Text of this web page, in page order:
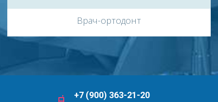
Врач-ортодонт
+7 (900) 363-21-20